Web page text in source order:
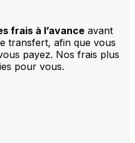
frais à l’avance avant
transfert, afin que vous
payez. Nos frais plus
pour vous.